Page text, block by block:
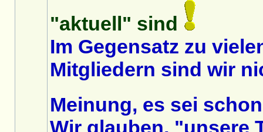
"aktuell" sind
Im Gegensatz zu
Mitgliedern sind wir
Meinung, es sei
Wir glauben, "unsere